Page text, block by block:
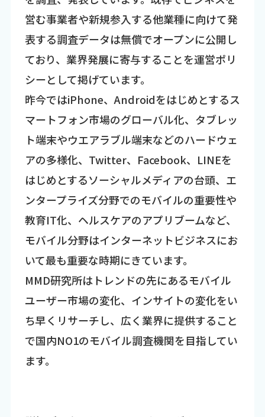
営む事業者や新規参入する他業種に向けて発
表する調査データは無償でオープンに公開し
ており、業界発展に寄与することを運営ポリ
シーとして掲げています。
昨今ではiPhone、Androidをはじめとするス
マートフォン市場のグローバル化、タブレッ
ト端末やウエアラブル端末などのハードウェ
アの多様化、Twitter、Facebook、LINEを
はじめとするソーシャルメディアの台頭、エ
ンタープライズ分野でのモバイルの重要性や
教育IT化、ヘルスケアのアプリブームなど、
モバイル分野はインターネットビジネスにお
いて最も重要な時期にきています。
MMD研究所はトレンドの先にあるモバイル
ユーザー市場の変化、インサイトの変化をい
ち早くリサーチし、広く業界に提供すること
で国内NO1のモバイル調査機関を目指してい
ます。